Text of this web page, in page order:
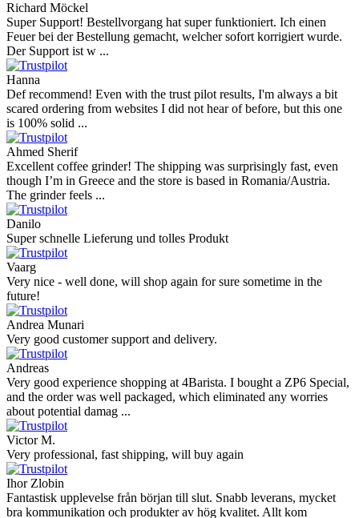
Richard Möckel
Super Support! Bestellvorgang hat super funktioniert. Ich einen
Feuer bei der Bestellung gemacht, welcher sofort korrigiert wurde.
Der Support ist w ...
Hanna
Def recommend! Even with the trust pilot results, I'm always a bit
scared ordering from websites I did not hear of before, but this one
is 100% solid ...
Ahmed Sherif
Excellent coffee grinder! The shipping was surprisingly fast, even
though I’m in Greece and the store is based in Romania/Austria.
The grinder feels ...
Danilo
Super schnelle Lieferung und tolles Produkt
Vaarg
Very nice - well done, will shop again for sure sometime in the
future!
Andrea Munari
Very good customer support and delivery.
Andreas
Very good experience shopping at 4Barista. I bought a ZP6 Special,
and the order was well packaged, which eliminated any worries
about potential damag ...
Victor M.
Very professional, fast shipping, will buy again
Ihor Zlobin
Fantastisk upplevelse från början till slut. Snabb leverans, mycket
bra kommunikation och produkter av hög kvalitet. Allt kom